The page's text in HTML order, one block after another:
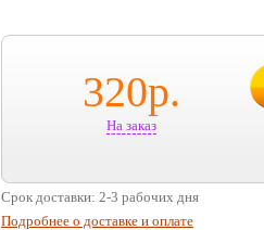
320р.
На заказ
Срок доставки: 2-3 рабочих дня
Подробнее о доставке и оплате